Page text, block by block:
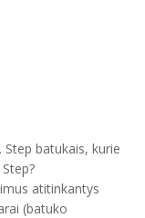
batukais, kurie
atitinkantys
(batuko